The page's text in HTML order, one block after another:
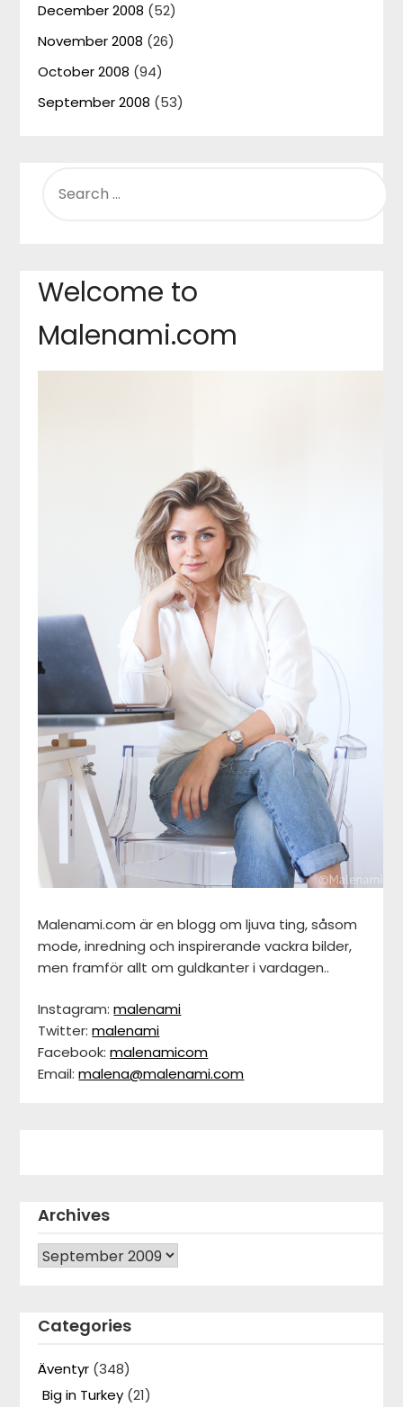
December 2008 (52)
November 2008 (26)
October 2008 (94)
September 2008 (53)
FOR:
Welcome to
Malenami.com
Malenami.com är en blogg om ljuva ting, såsom
mode, inredning och inspirerande vackra bilder,
men framför allt om guldkanter i vardagen..
Instagram:malenami
Twitter:malenami
Facebook:malenamicom
Email:malena@malenami.com
Archives
Archives
Categories
Äventyr (348)
Big in Turkey (21)